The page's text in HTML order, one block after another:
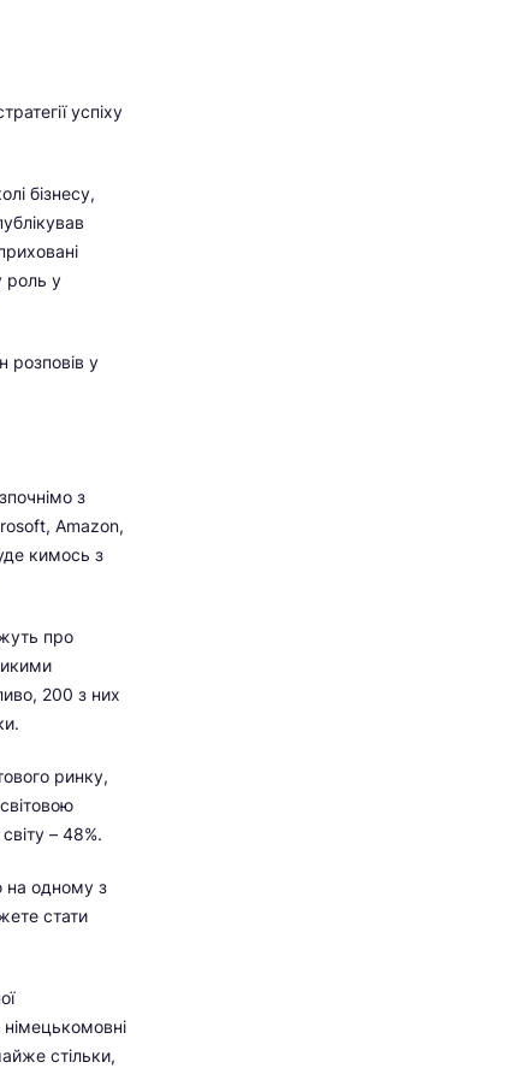
успіху
бізнесу,
роль у
розповів у
з
Amazon,
кимось з
про
200 з них
ринку,
– 48%.
на одному з
стати
стільки,